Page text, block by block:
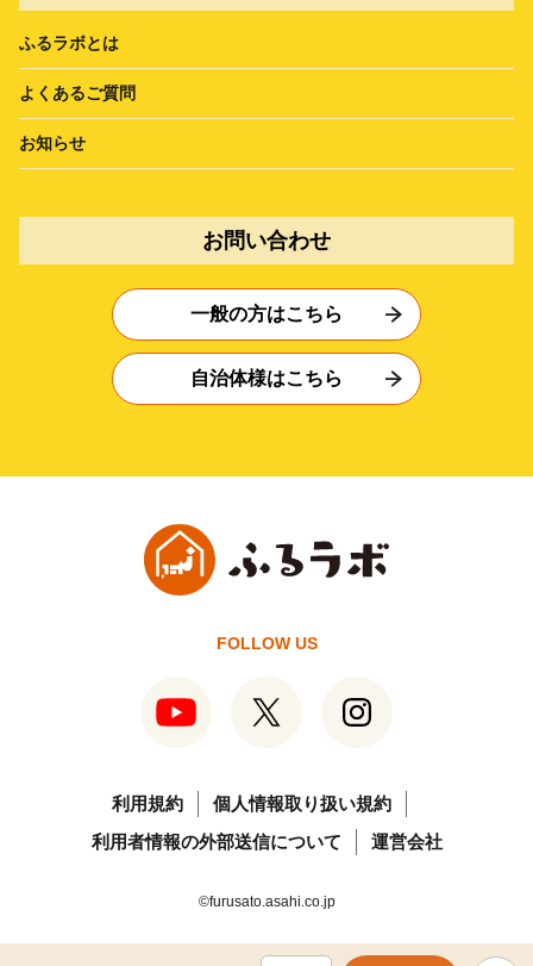
ふるラボとは
よくあるご質問
お知らせ
お問い合わせ
一般の方はこちら
自治体様はこちら
FOLLOW US
利用規約
個人情報取り扱い規約
利用者情報の外部送信について
運営会社
©furusato.asahi.co.jp